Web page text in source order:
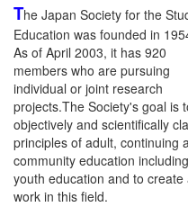
The Japan Society for the
Education was founded in
As of April 2003, it has 920
members who are pursuing
individual or joint research
projects.The Society's goal is
objectively and scientifically
principles of adult, continuing
community education including
youth education and to
work in this field.